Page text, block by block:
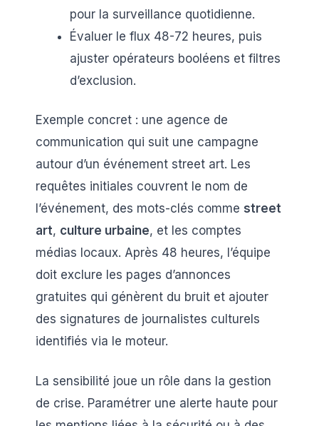
pour la surveillance quotidienne.
Évaluer le flux 48-72 heures, puis
ajuster opérateurs booléens et filtres
d’exclusion.
Exemple concret : une agence de
communication qui suit une campagne
autour d’un événement street art. Les
requêtes initiales couvrent le nom de
l’événement, des mots-clés comme street
art, culture urbaine, et les comptes
médias locaux. Après 48 heures, l’équipe
doit exclure les pages d’annonces
gratuites qui génèrent du bruit et ajouter
des signatures de journalistes culturels
identifiés via le moteur.
La sensibilité joue un rôle dans la gestion
de crise. Paramétrer une alerte haute pour